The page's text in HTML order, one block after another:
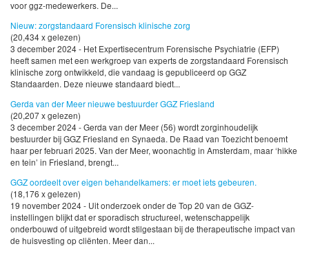
voor ggz-medewerkers. De...
Nieuw: zorgstandaard Forensisch klinische zorg
(20,434 x gelezen)
3 december 2024 - Het Expertisecentrum Forensische Psychiatrie (EFP)
heeft samen met een werkgroep van experts de zorgstandaard Forensisch
klinische zorg ontwikkeld, die vandaag is gepubliceerd op GGZ
Standaarden. Deze nieuwe standaard biedt...
Gerda van der Meer nieuwe bestuurder GGZ Friesland
(20,207 x gelezen)
3 december 2024 - Gerda van der Meer (56) wordt zorginhoudelijk
bestuurder bij GGZ Friesland en Synaeda. De Raad van Toezicht benoemt
haar per februari 2025. Van der Meer, woonachtig in Amsterdam, maar ‘hikke
en tein’ in Friesland, brengt...
GGZ oordeelt over eigen behandelkamers: er moet iets gebeuren.
(18,176 x gelezen)
19 november 2024 - Uit onderzoek onder de Top 20 van de GGZ-
instellingen blijkt dat er sporadisch structureel, wetenschappelijk
onderbouwd of uitgebreid wordt stilgestaan bij de therapeutische impact van
de huisvesting op cliënten. Meer dan...